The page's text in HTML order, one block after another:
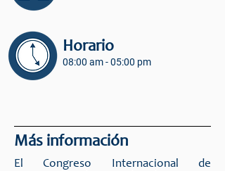
Horario
08:00 am - 05:00 pm
Más información
El Congreso Internacional de